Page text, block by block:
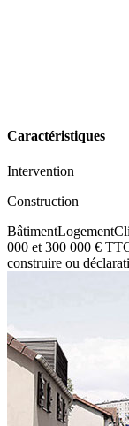
Caractéristiques
Intervention
Construction
BâtimentLogement
000 et 300 000 €
construire ou